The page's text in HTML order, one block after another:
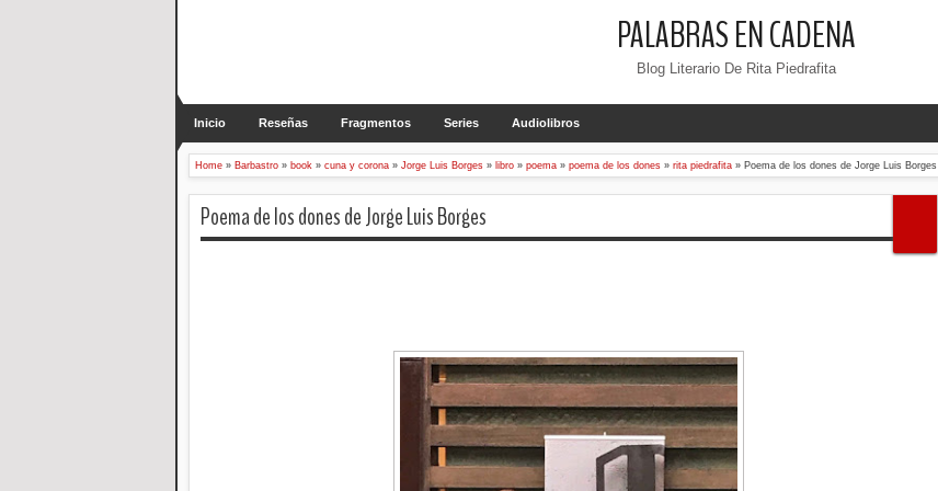
PALABRAS EN CADENA
Blog Literario De Rita Piedrafita
Inicio Reseñas Fragmentos Series Audiolibros
Home » Barbastro » book » cuna y corona » Jorge Luis Borges » libro » poema » poema de los dones » rita piedrafita » Poema de los dones de Jorge Luis Borges
Poema de los dones de Jorge Luis Borges